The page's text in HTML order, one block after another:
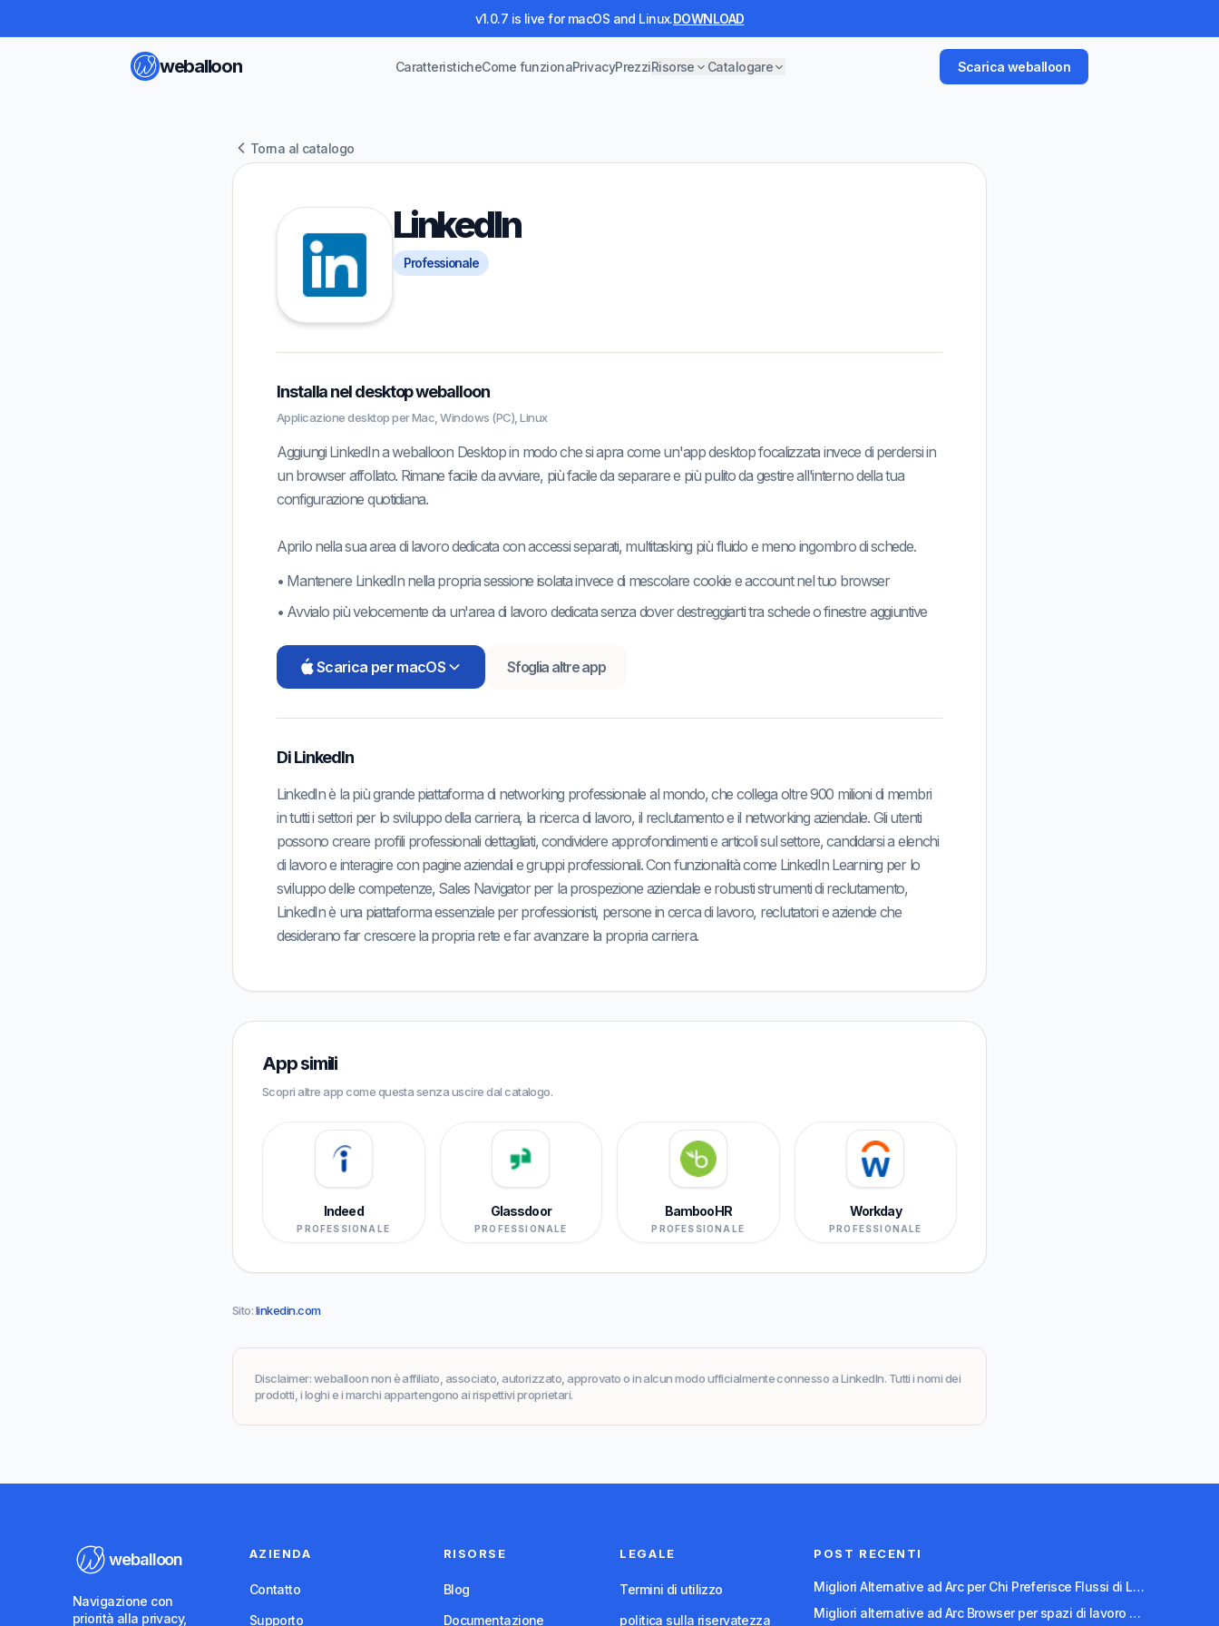
v1.0.7 is live for macOS and Linux.DOWNLOAD
weballoon CaratteristicheCome funzionaPrivacyPrezziRisorse Catalogare Scarica weballoon
Torna al catalogo
LinkedIn
Professionale
Installa nel desktop weballoon
Applicazione desktop per Mac, Windows (PC), Linux
Aggiungi LinkedIn a weballoon Desktop in modo che si apra come un'app desktop focalizzata invece di perdersi in
un browser affollato. Rimane facile da avviare, più facile da separare e più pulito da gestire all'interno della tua
configurazione quotidiana.
Aprilo nella sua area di lavoro dedicata con accessi separati, multitasking più fluido e meno ingombro di schede.
• Mantenere LinkedIn nella propria sessione isolata invece di mescolare cookie e account nel tuo browser
• Avvialo più velocemente da un'area di lavoro dedicata senza dover destreggiarti tra schede o finestre aggiuntive
Scarica per macOS Sfoglia altre app
DiLinkedIn
LinkedIn è la più grande piattaforma di networking professionale al mondo, che collega oltre 900 milioni di membri
in tutti i settori per lo sviluppo della carriera, la ricerca di lavoro, il reclutamento e il networking aziendale. Gli utenti
possono creare profili professionali dettagliati, condividere approfondimenti e articoli sul settore, candidarsi a elenchi
di lavoro e interagire con pagine aziendali e gruppi professionali. Con funzionalità come LinkedIn Learning per lo
sviluppo delle competenze, Sales Navigator per la prospezione aziendale e robusti strumenti di reclutamento,
LinkedIn è una piattaforma essenziale per professionisti, persone in cerca di lavoro, reclutatori e aziende che
desiderano far crescere la propria rete e far avanzare la propria carriera.
App simili
Scopri altre app come questa senza uscire dal catalogo.
Indeed
PROFESSIONALE
Glassdoor
PROFESSIONALE
BambooHR
PROFESSIONALE
Workday
PROFESSIONALE
Sito:linkedin.com
Disclaimer:weballoon non è affiliato, associato, autorizzato, approvato o in alcun modo ufficialmente connesso a LinkedIn. Tutti i nomi dei
prodotti, i loghi e i marchi appartengono ai rispettivi proprietari.
weballoon
Navigazione con
priorità alla privacy,
AZIENDA
Contatto
Supporto
RISORSE
Blog
Documentazione
LEGALE
Termini di utilizzo
politica sulla riservatezza
POST RECENTI
Migliori Alternative ad Arc per Chi Preferisce Flussi di Lavoro con la Tastiera
Migliori alternative ad Arc Browser per spazi di lavoro organizzati